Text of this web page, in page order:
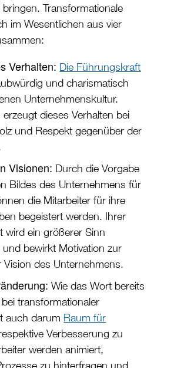
Transformationale
im Wesentlichen aus vier
Verhalten: Die Führungskraft
und charismatisch
Unternehmenskultur.
dieses Verhalten bei
und Respekt gegenüber der
Visionen: Durch die Vorgabe
Bildes des Unternehmens für
die Mitarbeiter für ihre
begeistert werden. Ihrer
wird ein größerer Sinn
bewirkt Motivation zur
Vision des Unternehmens.
Wie das Wort bereits
transformationaler
auch darum Raum für
Verbesserung zu
werden animiert,
zu hinterfragen und